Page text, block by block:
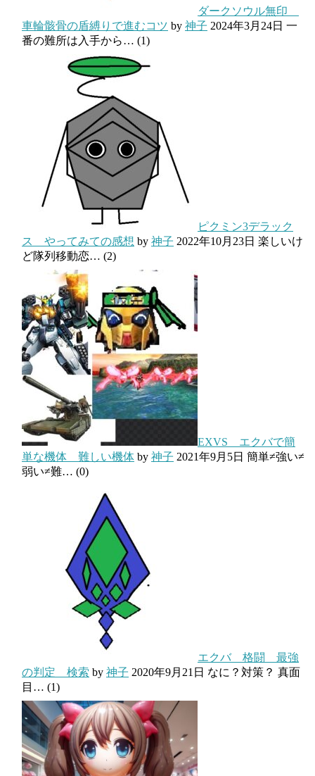
ダークソウル無印
車輪骸骨の盾縛りで進むコツ by 神子 2024年3月24日 一
番の難所は入手から… (1)
ピクミン3デラック
ス やってみての感想 by 神子 2022年10月23日 楽しいけ
ど隊列移動恋… (2)
EXVS エクバで簡
単な機体 難しい機体 by 神子 2021年9月5日 簡単≠強い≠
弱い≠難… (0)
エクバ 格闘 最強
の判定 検索 by 神子 2020年9月21日 なに？対策？ 真面
目… (1)